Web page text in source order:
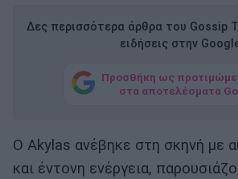
Δες περισσότερα άρθρα του Gossip
ειδήσεις στην
Προσθήκη ως
στα αποτελέσματα
Ο Akylas ανέβηκε στη σκηνή με
και έντονη ενέργεια,